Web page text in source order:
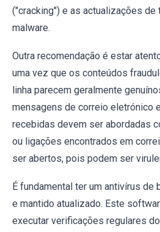
("cracking") e as actualizações
malware.
Outra recomendação é estar
uma vez que os conteúdos
linha parecem geralmente
mensagens de correio eletrónico
recebidas devem ser abordadas
ou ligações encontrados em
ser abertos, pois podem ser
É fundamental ter um antivírus de
e mantido atualizado. Este
executar verificações regulares